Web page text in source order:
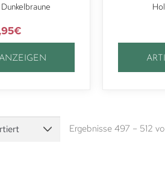
€
Ergebnisse 497 – 512